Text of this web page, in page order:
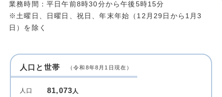
業務時間：平日午前8時30分から午後5時15分
※土曜日、日曜日、祝日、年末年始（12月29日から1月3
日）を除く
人口と世帯 （令和8年8月1日現在）
人口 81,073人